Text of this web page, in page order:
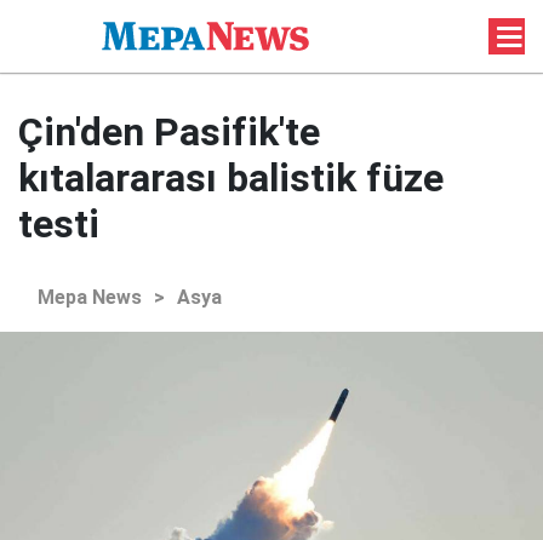
Çin'den Pasifik'te
kıtalararası balistik füze
testi
Mepa News > Asya